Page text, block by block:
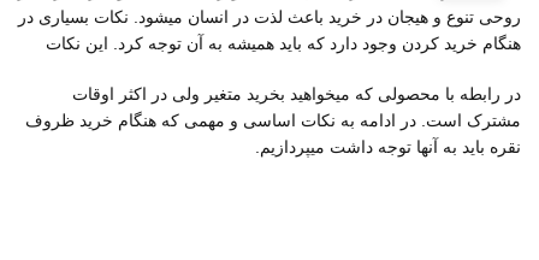
روحی تنوع و هیجان در خرید باعث لذت در انسان میشود. نکات بسیاری در
هنگام خرید کردن وجود دارد که باید همیشه به آن توجه کرد. این نکات
در رابطه با محصولی که میخواهید بخرید متغیر ولی در اکثر اوقات
مشترک است. در ادامه به نکات اساسی و مهمی که هنگام خرید ظروف
نقره باید به آنها توجه داشت میپردازیم.